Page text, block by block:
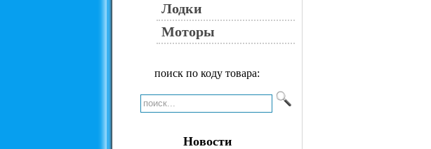
Лодки
Моторы
поиск по коду товара:
Новости